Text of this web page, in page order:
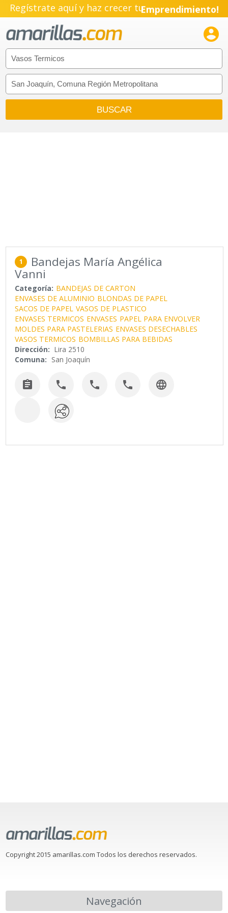
Regístrate aquí y haz crecer tuEmprendimiento!

1 Bandejas María Angélica
Vanni
Categoría: BANDEJAS DE CARTON
ENVASES DE ALUMINIO BLONDAS DE PAPEL
SACOS DE PAPEL VASOS DE PLASTICO
ENVASES TERMICOS ENVASES PAPEL PARA ENVOLVER
MOLDES PARA PASTELERIAS ENVASES DESECHABLES
VASOS TERMICOS BOMBILLAS PARA BEBIDAS
Dirección: Lira 2510
Comuna: San Joaquín
    
Copyright 2015 amarillas.com Todos los derechos reservados.
Navegación